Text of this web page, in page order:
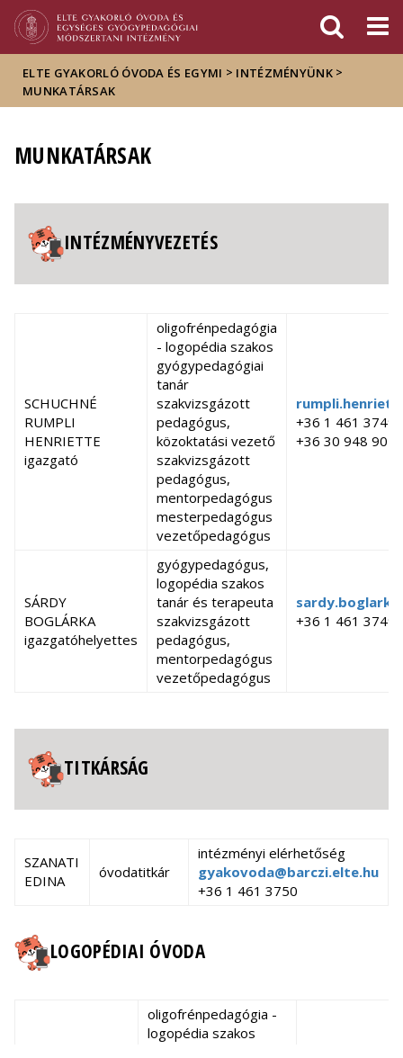
Hírek
Események
ELTE a
sajtóban
ELTE GYAKORLÓ ÓVODA ÉS EGYMI > INTÉZMÉNYÜNK >
MUNKATÁRSAK
MUNKATÁRSAK
INTÉZMÉNYVEZETÉS
SCHUCHNÉ
RUMPLI
HENRIETTE
igazgató
oligofrénpedagógia
- logopédia szakos
gyógypedagógiai
tanár
szakvizsgázott
pedagógus,
közoktatási vezető
szakvizsgázott
pedagógus,
mentorpedagógus
mesterpedagógus
vezetőpedagógus
+36 1 461 3749
+36 30 948 9052
SÁRDY
BOGLÁRKA
igazgatóhelyettes
gyógypedagógus,
logopédia szakos
tanár és terapeuta
szakvizsgázott
pedagógus,
mentorpedagógus
vezetőpedagógus
+36 1 461 3749
TITKÁRSÁG
SZANATI
EDINA
óvodatitkár
intézményi elérhetőség
gyakovoda@barczi.elte.hu
+36 1 461 3750
LOGOPÉDIAI ÓVODA
oligofrénpedagógia -
logopédia szakos